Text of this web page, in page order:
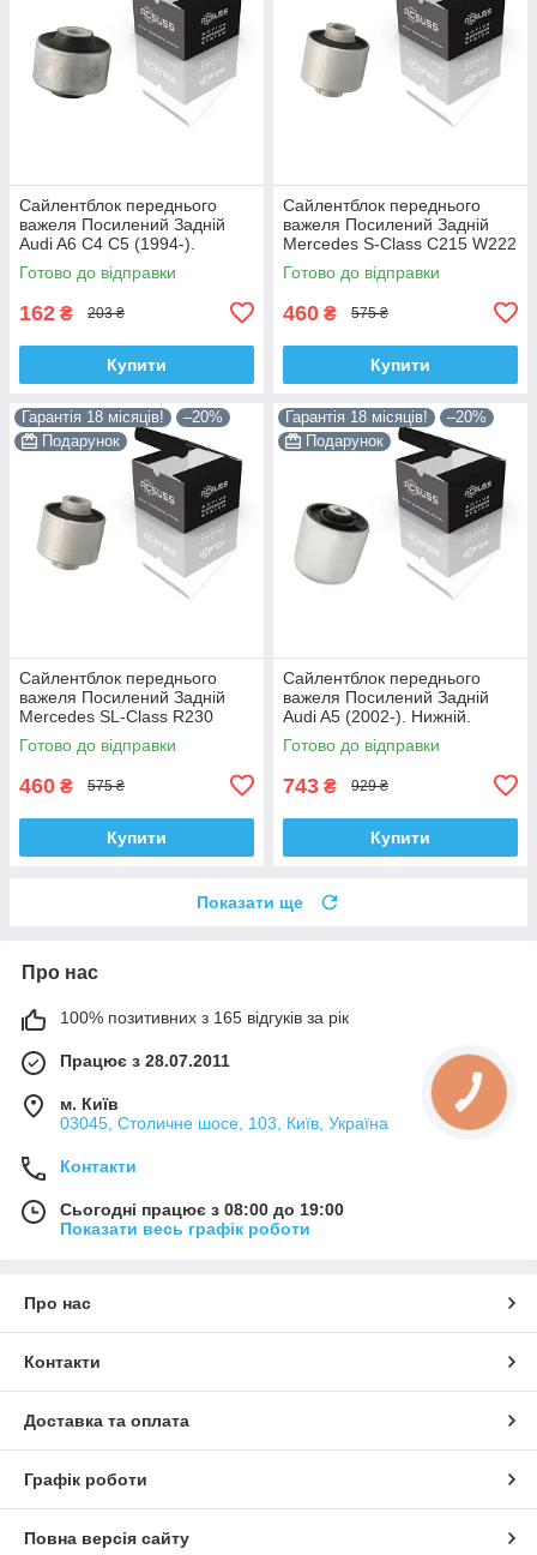
Сайлентблок переднього
важеля Посилений Задній
Audi A6 C4 C5 (1994-).
Верхній. Корея ACSUSS!
35379 , JBU138 , TD1062W
Готово до відправки
162 ₴ 203 ₴
Купити
Сайлентблок переднього
важеля Посилений Задній
Mercedes S-Class C215 W222
W220 V220 (1998-). Корея
ACSUSS! 28744 , TD4208W ,
Готово до відправки
460 ₴ 575 ₴
Купити
Гарантія 18 місяців!
–20%
Подарунок
Сайлентблок переднього
важеля Посилений Задній
Mercedes SL-Class R230
(2006-). Корея ACSUSS!
28744 , TD4208W ,
Готово до відправки
460 ₴ 575 ₴
Купити
Гарантія 18 місяців!
–20%
Подарунок
Сайлентблок переднього
важеля Посилений Задній
Audi A5 (2002-). Нижній.
Корея ACSUSS! 4H0407183 ,
TD1247W , VKDS331074
Готово до відправки
743 ₴ 929 ₴
Купити
Показати ще
Про нас
100% позитивних з 165 відгуків за рік
Працює з 28.07.2011
м. Київ
03045, Столичне шосе, 103, Київ, Україна
Контакти
Сьогодні працює з 08:00 до 19:00
Показати весь графік роботи
Про нас
Контакти
Доставка та оплата
Графік роботи
Повна версія сайту